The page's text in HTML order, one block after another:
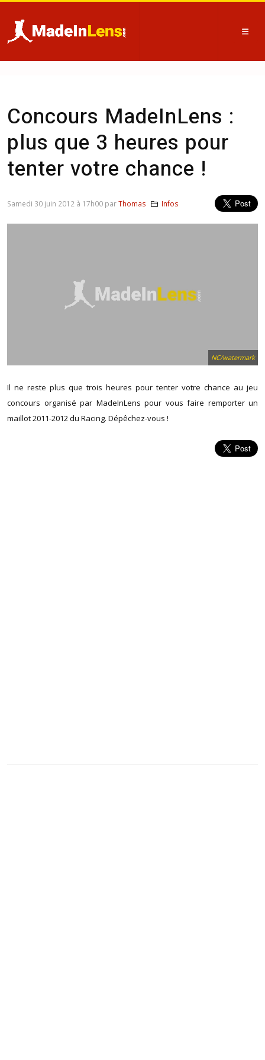
Concours MadeInLens :
plus que 3 heures pour
tenter votre chance !
NC/watermark
Il ne reste plus que trois heures pour tenter votre chance au jeu
concours organisé par MadeInLens pour vous faire remporter un
maillot 2011-2012 du Racing. Dépêchez-vous !
Samedi 30 juin 2012 à 17h00 parThomas Infos